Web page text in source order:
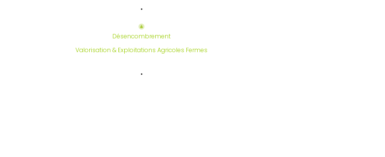
.
Désencombrement
Valorisation & Exploitations Agricoles Fermes
.